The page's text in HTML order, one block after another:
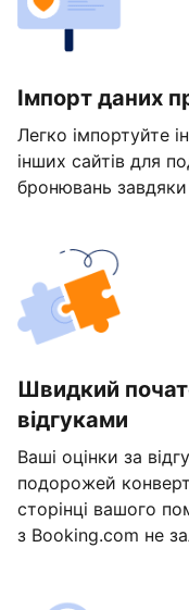
Імпорт даних
Легко імпортуйте
інших сайтів для
бронювань завдяки
Швидкий
відгуками
Ваші оцінки за
подорожей
сторінці вашого
з Booking.com не